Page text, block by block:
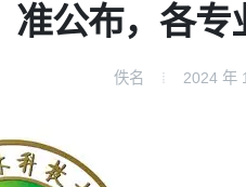
准公布，各专
佚名 2024 年